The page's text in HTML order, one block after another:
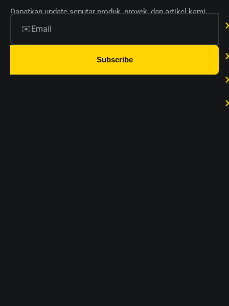
Dapatkan update seputar produk, proyek, dan artikel kami.
Subscribe